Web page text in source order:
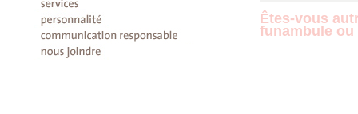
Êtes-vous
funambule